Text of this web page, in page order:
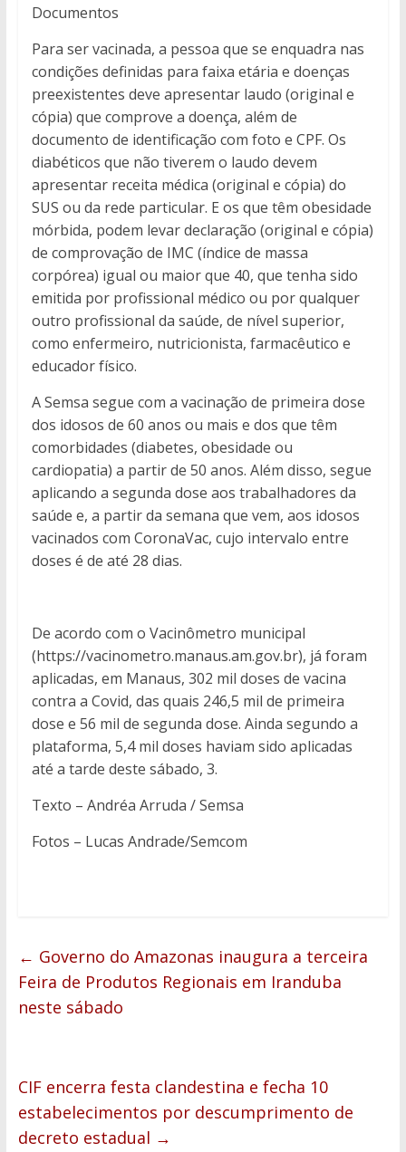
Documentos
Para ser vacinada, a pessoa que se enquadra nas
condições definidas para faixa etária e doenças
preexistentes deve apresentar laudo (original e
cópia) que comprove a doença, além de
documento de identificação com foto e CPF. Os
diabéticos que não tiverem o laudo devem
apresentar receita médica (original e cópia) do
SUS ou da rede particular. E os que têm obesidade
mórbida, podem levar declaração (original e cópia)
de comprovação de IMC (índice de massa
corpórea) igual ou maior que 40, que tenha sido
emitida por profissional médico ou por qualquer
outro profissional da saúde, de nível superior,
como enfermeiro, nutricionista, farmacêutico e
educador físico.
A Semsa segue com a vacinação de primeira dose
dos idosos de 60 anos ou mais e dos que têm
comorbidades (diabetes, obesidade ou
cardiopatia) a partir de 50 anos. Além disso, segue
aplicando a segunda dose aos trabalhadores da
saúde e, a partir da semana que vem, aos idosos
vacinados com CoronaVac, cujo intervalo entre
doses é de até 28 dias.
De acordo com o Vacinômetro municipal
(https://vacinometro.manaus.am.gov.br), já foram
aplicadas, em Manaus, 302 mil doses de vacina
contra a Covid, das quais 246,5 mil de primeira
dose e 56 mil de segunda dose. Ainda segundo a
plataforma, 5,4 mil doses haviam sido aplicadas
até a tarde deste sábado, 3.
Texto – Andréa Arruda / Semsa
Fotos – Lucas Andrade/Semcom
← Governo do Amazonas inaugura a terceira
Feira de Produtos Regionais em Iranduba
neste sábado
CIF encerra festa clandestina e fecha 10
estabelecimentos por descumprimento de
decreto estadual →